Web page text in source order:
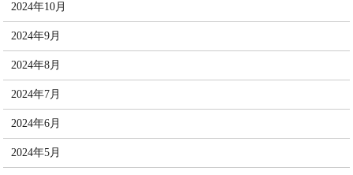
2024年10月
2024年9月
2024年8月
2024年7月
2024年6月
2024年5月